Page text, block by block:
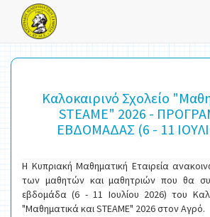
Καλοκαιρινό Σχολείο
STEAME" 2026 -
ΕΒΔΟΜΑΔΑΣ (6 - 11
Η Κυπριακή Μαθηματική Εταιρεία
των μαθητών και μαθητριών που θα
εβδομάδα (6 - 11 Ιουλίου 2026) του
"Μαθηματικά και STEAME" 2026 στον Αγρό.